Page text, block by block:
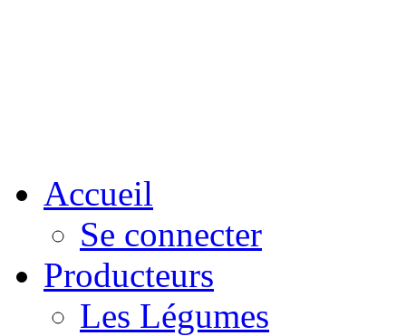
Accueil
Se connecter
Producteurs
Les Légumes